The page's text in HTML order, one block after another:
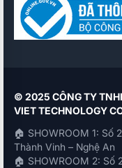
© 2025 CÔNG TY
VIET TECHNOLOGY
🏠 SHOWROOM 1: Số
Thành Vinh – Nghệ An
🏠 SHOWROOM 2: Số